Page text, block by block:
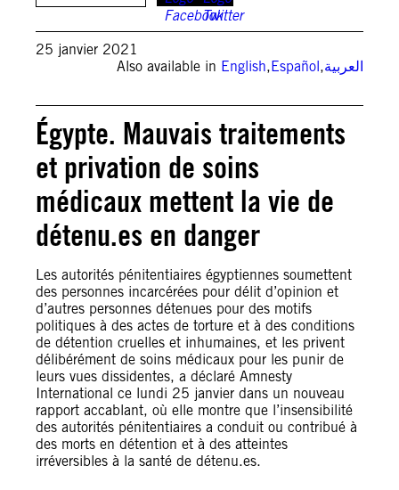
25 janvier 2021
Also available in English,Español,العربية
Égypte. Mauvais traitements
et privation de soins
médicaux mettent la vie de
détenu.es en danger
Les autorités pénitentiaires égyptiennes soumettent
des personnes incarcérées pour délit d’opinion et
d’autres personnes détenues pour des motifs
politiques à des actes de torture et à des conditions
de détention cruelles et inhumaines, et les privent
délibérément de soins médicaux pour les punir de
leurs vues dissidentes, a déclaré Amnesty
International ce lundi 25 janvier dans un nouveau
rapport accablant, où elle montre que l’insensibilité
des autorités pénitentiaires a conduit ou contribué à
des morts en détention et à des atteintes
irréversibles à la santé de détenu.es.